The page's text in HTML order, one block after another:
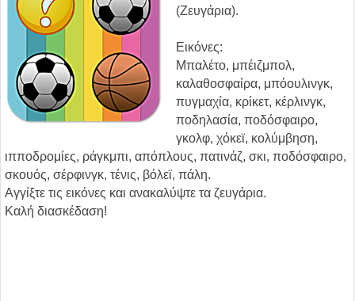
(Ζευγάρια).
Εικόνες:
Μπαλέτο, μπέιζμπολ,
καλαθοσφαίρα, μπόουλινγκ,
πυγμαχία, κρίκετ, κέρλινγκ,
ποδηλασία, ποδόσφαιρο,
γκολφ, χόκεϊ, κολύμβηση,
ιπποδρομίες, ράγκμπι, απόπλους, πατινάζ, σκι, ποδόσφαιρο,
σκουός, σέρφινγκ, τένις, βόλεϊ, πάλη.
Αγγίξτε τις εικόνες και ανακαλύψτε τα ζευγάρια.
Καλή διασκέδαση!